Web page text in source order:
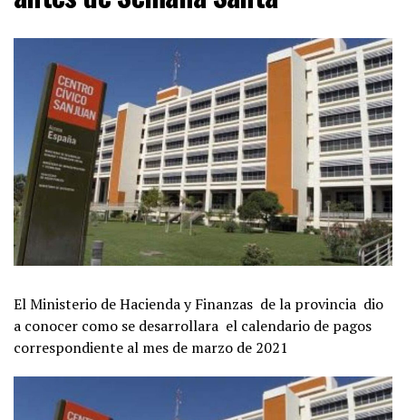
El Ministerio de Hacienda y Finanzas de la provincia dio
a conocer como se desarrollara el calendario de pagos
correspondiente al mes de marzo de 2021